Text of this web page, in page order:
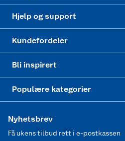
Hjelp og support
Kundefordeler
Bli inspirert
Populære kategorier
Nyhetsbrev
Få ukens tilbud rett i e-postkassen